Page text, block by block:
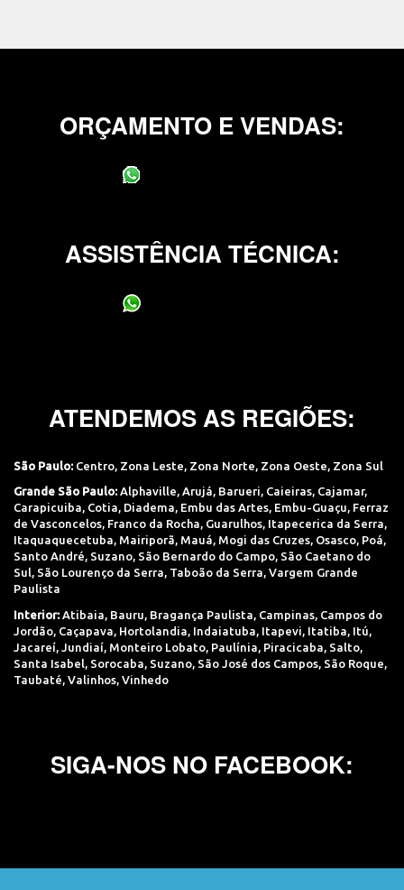
ORÇAMENTO E VENDAS:
ASSISTÊNCIA TÉCNICA:
ATENDEMOS AS REGIÕES:
São Paulo: Centro, Zona Leste, Zona Norte, Zona Oeste, Zona Sul
Grande São Paulo: Alphaville, Arujá, Barueri, Caieiras, Cajamar,
Carapicuiba, Cotia, Diadema, Embu das Artes, Embu-Guaçu, Ferraz
de Vasconcelos, Franco da Rocha, Guarulhos, Itapecerica da Serra,
Itaquaquecetuba, Mairiporã, Mauá, Mogi das Cruzes, Osasco, Poá,
Santo André, Suzano, São Bernardo do Campo, São Caetano do
Sul, São Lourenço da Serra, Taboão da Serra, Vargem Grande
Paulista
Interior: Atibaia, Bauru, Bragança Paulista, Campinas, Campos do
Jordão, Caçapava, Hortolandia, Indaiatuba, Itapevi, Itatiba, Itú,
Jacareí, Jundiaí, Monteiro Lobato, Paulínia, Piracicaba, Salto,
Santa Isabel, Sorocaba, Suzano, São José dos Campos, São Roque,
Taubaté, Valinhos, Vinhedo
SIGA-NOS NO FACEBOOK: